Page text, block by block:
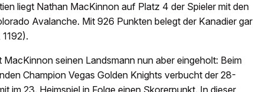
liegt Nathan MacKinnon auf Platz 4 der Spieler mit den
Avalanche. Mit 926 Punkten belegt der Kanadier gar
seinen Landsmann nun aber eingeholt: Beim
Champion Vegas Golden Knights verbucht der 28-